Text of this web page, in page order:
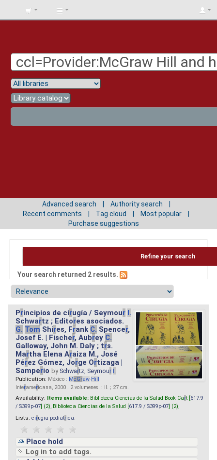
BIBLIOTECA
Advanced search
Authority search
Recent comments
Tag cloud
Most popular
Purchase suggestions
Refine your search
Your search returned 2 results.
Principios de cirugía / Seymour I.
Schwartz ; Editores asociados.
G. Tom Shires, Frank C. Spencer,
Josef E. | Fischer, Aubrey C.
Galloway, John M. Daly ; trs.
Martha Elena Araiza M., José
Pérez Gómez, Jorge Ortizaga |
Samperio by Schwartz, Seymour I.
Publication: México : McGraw-Hill
Interamericana, 2000 . 2 volumenes. : il. ; 27 cm.
Availability: Items available: Biblioteca Ciencias de la Salud Book Cart [ 617.9
/ S399p-07 ] (2), Biblioteca Ciencias de la Salud [ 617.9 / S399p-07 ] (2),
Lists: cirugia pediatrica
Place hold
Log in to add tags.